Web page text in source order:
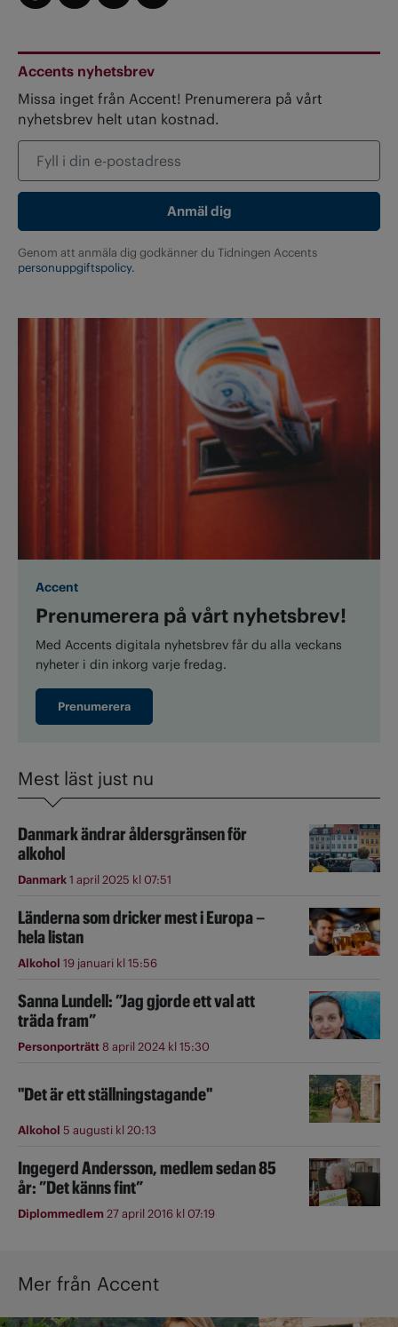
Accents nyhetsbrev
Missa inget från Accent! Prenumerera på vårt
nyhetsbrev helt utan kostnad.
Genom att anmäla dig godkänner du Tidningen Accents
personuppgiftspolicy.
Accent
Prenumerera på vårt nyhetsbrev!
Med Accents digitala nyhetsbrev får du alla veckans
nyheter i din inkorg varje fredag.
Prenumerera
Mest läst just nu
Danmark ändrar åldersgränsen för
alkohol
Danmark1 april 2025 kl 07:51
Länderna som dricker mest i Europa –
hela listan
Alkohol 19 januari kl 15:56
Sanna Lundell: ”Jag gjorde ett val att
träda fram”
Personporträtt8 april 2024 kl 15:30
"Det är ett ställningstagande"
Alkohol 5 augusti kl 20:13
Ingegerd Andersson, medlem sedan 85
år: ”Det känns fint”
Diplommedlem27 april 2016 kl 07:19
Mer från Accent